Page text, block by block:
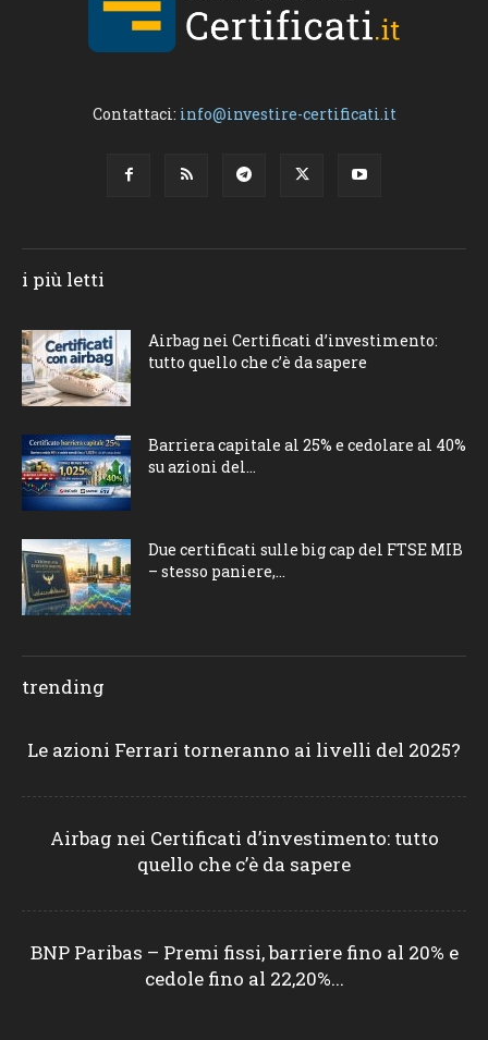
Contattaci: info@investire-certificati.it
i più letti
Airbag nei Certificati d’investimento:
tutto quello che c’è da sapere
Barriera capitale al 25% e cedolare al 40%
su azioni del...
Due certificati sulle big cap del FTSE MIB
– stesso paniere,...
trending
Le azioni Ferrari torneranno ai livelli del 2025?
Airbag nei Certificati d’investimento: tutto
quello che c’è da sapere
BNP Paribas – Premi fissi, barriere fino al 20% e
cedole fino al 22,20%...